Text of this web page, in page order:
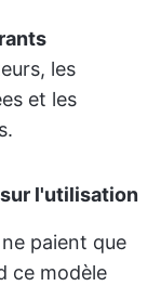
les
et les
l'utilisation
paient que
ce modèle